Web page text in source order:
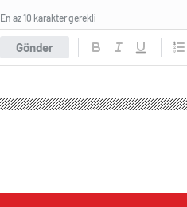
Gönder
En az 10 karakter gerekli